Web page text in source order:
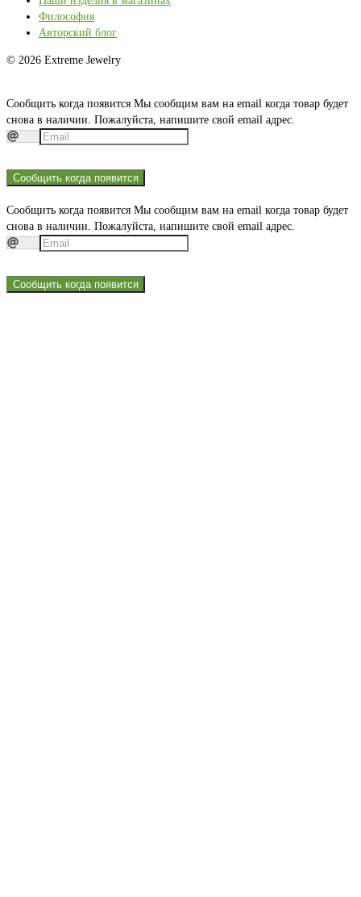
Философия
Авторский блог
© 2026 Extreme Jewelry
Сообщить когда появится Мы сообщим вам на email когда товар будет
снова в наличии. Пожалуйста, напишите свой email адрес.
Сообщить когда появится
Сообщить когда появится Мы сообщим вам на email когда товар будет
снова в наличии. Пожалуйста, напишите свой email адрес.
Сообщить когда появится